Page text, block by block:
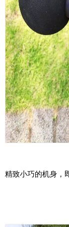
精致小巧的机身，